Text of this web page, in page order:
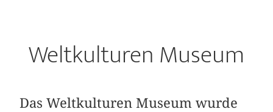
Weltkulturen Museum
Das Weltkulturen Museum wurde